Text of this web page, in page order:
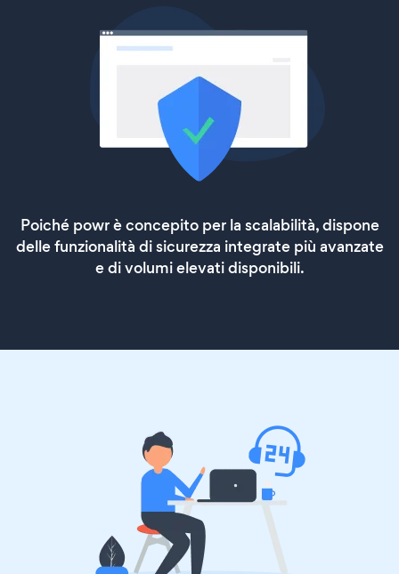
Poiché powr è concepito per la scalabilità, dispone
delle funzionalità di sicurezza integrate più avanzate
e di volumi elevati disponibili.